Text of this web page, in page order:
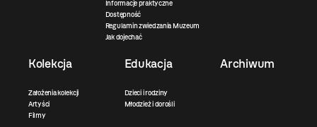
Informacje praktyczne
Dostępność
Regulamin zwiedzania Muzeum
Jak dojechać
Kolekcja
Założenia kolekcji
Artyści
Filmy
Edukacja
Dzieci i rodziny
Młodzież i dorośli
Archiwum